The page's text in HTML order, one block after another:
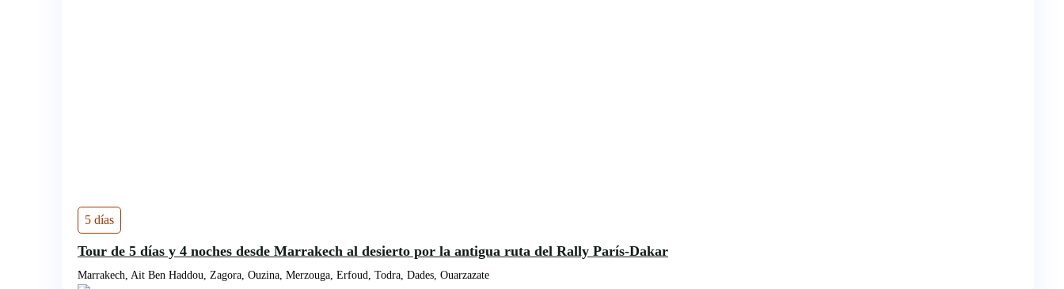
5 días
Tour de 5 días y 4 noches desde Marrakech al desierto por la antigua ruta del Rally París-Dakar
Marrakech, Ait Ben Haddou, Zagora, Ouzina, Merzouga, Erfoud, Todra, Dades, Ouarzazate